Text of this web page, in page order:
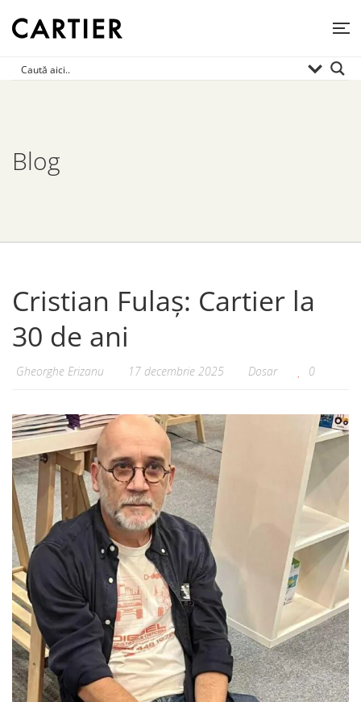
Blog
Cristian Fulaș: Cartier la
30 de ani
Gheorghe Erizanu 17 decembrie 2025 Dosar 0